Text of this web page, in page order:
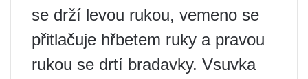
se drží levou rukou, vemeno se
přitlačuje hřbetem ruky a pravou
rukou se drtí bradavky. Vsuvka